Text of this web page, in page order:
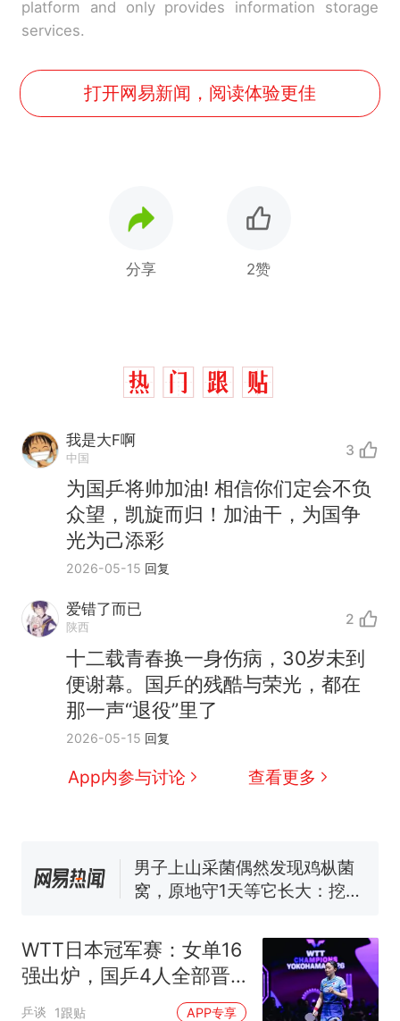
platform and only provides information storage
services.
打开网易新闻，阅读体验更佳
分享 2赞
我是大F啊
中国 3
为国乒将帅加油! 相信你们定会不负
众望，凯旋而归！加油干，为国争
光为己添彩
2026-05-15 回复
爱错了而已
陕西 2
十二载青春换一身伤病，30岁未到
便谢幕。国乒的残酷与荣光，都在
那一声“退役”里了
2026-05-15 回复
App内参与讨论 查看更多
热 制裁瓜子饺子，美国怕什
么？
新 那个在床头放菜刀的女孩，
因老师一句“跟我回家”改写了
人生
费大厨“全国小炒肉大王”称
140多朵
美国渔民钓获鲨鱼徒手将其拽
回大海 目击者直呼震惊 （视频
官方通报
热 制裁瓜子饺子，美国怕什
么？
WTT日本冠军赛：女单16
强出炉，国乒4人全部晋
级伊藤美诚出局
乒谈 1跟贴 APP专享